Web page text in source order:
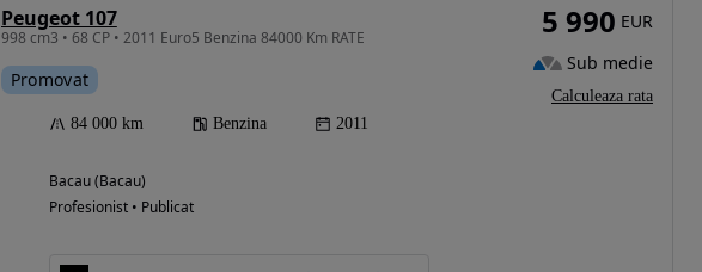
Peugeot 107
998 cm3 • 68 CP • 2011 Euro5 Benzina 84000 Km RATE
Promovat
84 000 km Benzina 2011
Bacau (Bacau)
Profesionist • Publicat
5 990 EUR
Sub medie
Calculeaza rata